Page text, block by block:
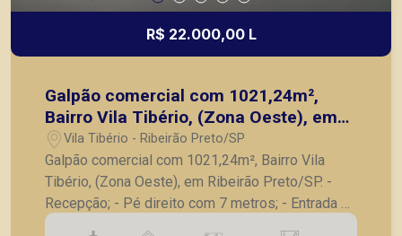
R$ 22.000,00 L
Galpão comercial com 1021,24m²,
Bairro Vila Tibério, (Zona Oeste), em
Ribeirão Preto/SP.
Vila Tibério - Ribeirão Preto/SP
Galpão comercial com 1021,24m², Bairro Vila
Tibério, (Zona Oeste), em Ribeirão Preto/SP. -
Recepção; - Pé direito com 7 metros; - Entrada e
saída para caminhões; - Piso de concreto